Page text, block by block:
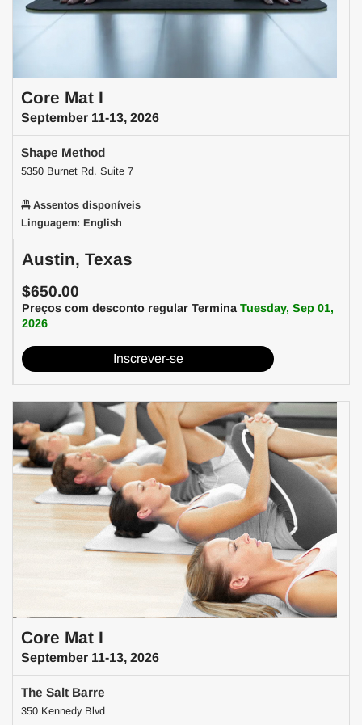
Core Mat I
September 11-13, 2026
Shape Method
5350 Burnet Rd. Suite 7
Assentos disponíveis
Linguagem: English
Austin, Texas
$650.00
Preços com desconto regular Termina Tuesday, Sep 01,
2026
Inscrever-se
Core Mat I
September 11-13, 2026
The Salt Barre
350 Kennedy Blvd